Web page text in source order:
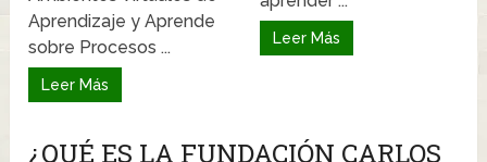
Aprendizaje y Aprende
sobre Procesos ...
Leer Más
Leer Más
¿QUÉ ES LA FUNDACIÓN CARLOS